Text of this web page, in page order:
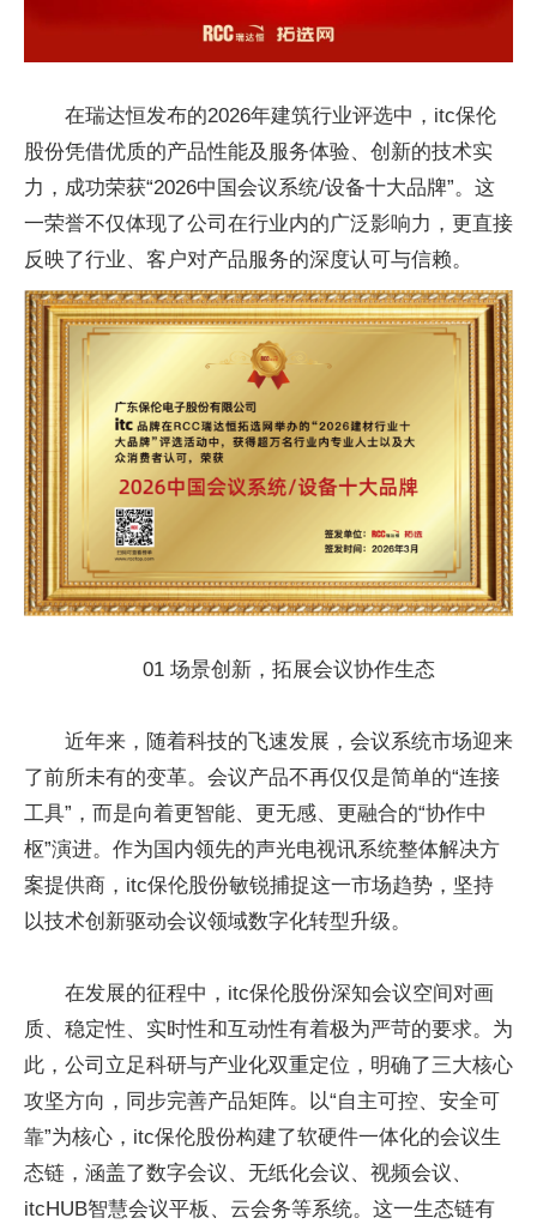
在瑞达恒发布的2026年建筑行业评选中，itc保伦
股份凭借优质的产品性能及服务体验、创新的技术实
力，成功荣获“2026中国会议系统/设备十大品牌”。这
一荣誉不仅体现了公司在行业内的广泛影响力，更直接
反映了行业、客户对产品服务的深度认可与信赖。
01 场景创新，拓展会议协作生态
近年来，随着科技的飞速发展，会议系统市场迎来
了前所未有的变革。会议产品不再仅仅是简单的“连接
工具”，而是向着更智能、更无感、更融合的“协作中
枢”演进。作为国内领先的声光电视讯系统整体解决方
案提供商，itc保伦股份敏锐捕捉这一市场趋势，坚持
以技术创新驱动会议领域数字化转型升级。
在发展的征程中，itc保伦股份深知会议空间对画
质、稳定性、实时性和互动性有着极为严苛的要求。为
此，公司立足科研与产业化双重定位，明确了三大核心
攻坚方向，同步完善产品矩阵。以“自主可控、安全可
靠”为核心，itc保伦股份构建了软硬件一体化的会议生
态链，涵盖了数字会议、无纸化会议、视频会议、
itcHUB智慧会议平板、云会务等系统。这一生态链有